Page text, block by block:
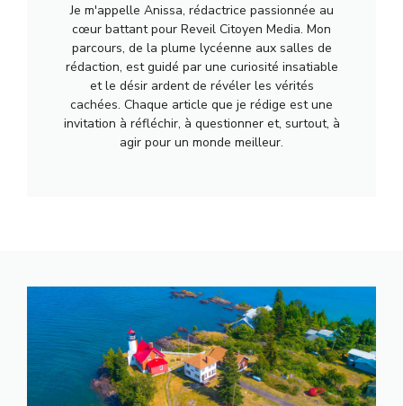
Je m'appelle Anissa, rédactrice passionnée au
cœur battant pour Reveil Citoyen Media. Mon
parcours, de la plume lycéenne aux salles de
rédaction, est guidé par une curiosité insatiable
et le désir ardent de révéler les vérités
cachées. Chaque article que je rédige est une
invitation à réfléchir, à questionner et, surtout, à
agir pour un monde meilleur.